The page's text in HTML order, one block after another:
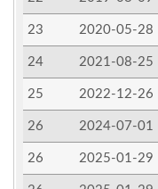
23 2020-05-28
24 2021-08-25
25 2022-12-26
26 2024-07-01
26 2025-01-29